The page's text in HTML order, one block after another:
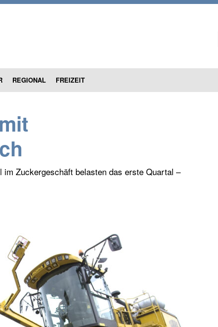
REGIONAL FREIZEIT
Zuckergeschäft belasten das erste Quartal –